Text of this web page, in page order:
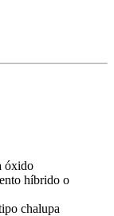
óxido
híbrido o
chalupa